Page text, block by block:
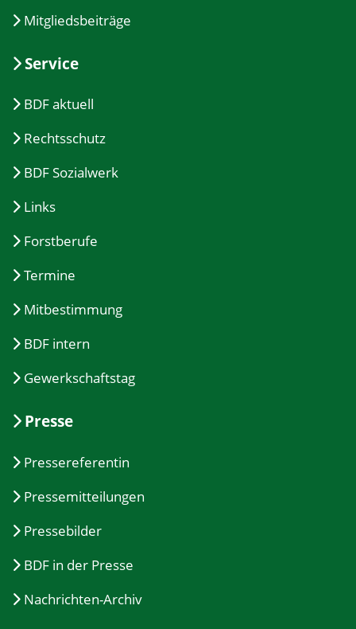
Mitgliedsbeiträge
Service
BDF aktuell
Rechtsschutz
BDF Sozialwerk
Links
Forstberufe
Termine
Mitbestimmung
BDF intern
Gewerkschaftstag
Presse
Pressereferentin
Pressemitteilungen
Pressebilder
BDF in der Presse
Nachrichten-Archiv